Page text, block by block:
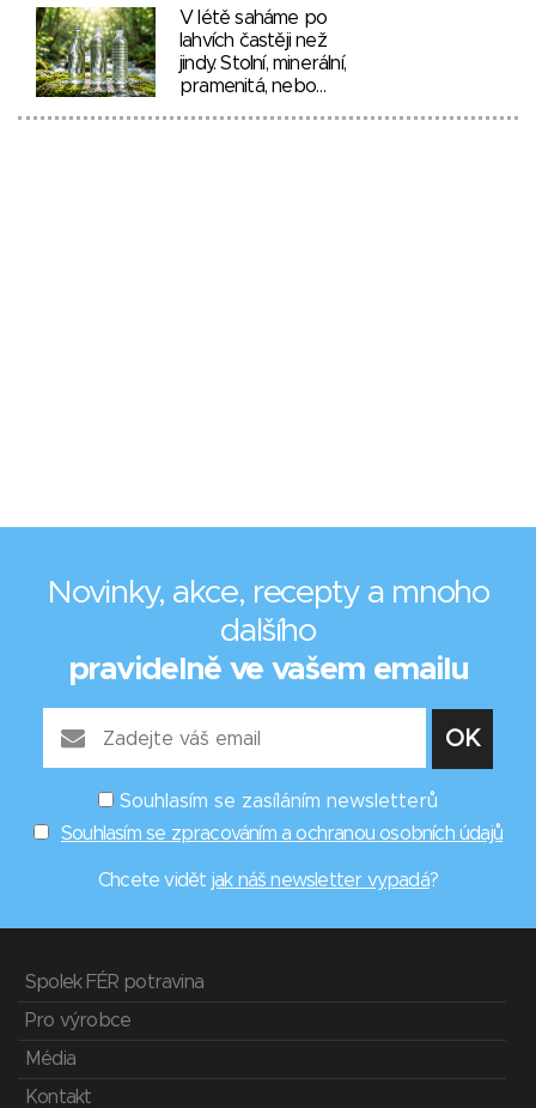
V létě saháme po
lahvích častěji než
jindy. Stolní, minerální,
pramenitá, nebo…
Novinky, akce, recepty a mnoho
dalšího
pravidelně ve vašem emailu
Souhlasím se zasíláním newsletterů
Souhlasím se zpracováním a ochranou osobních údajů
Chcete vidět jak náš newsletter vypadá?
Spolek FÉR potravina
Pro výrobce
Média
Kontakt